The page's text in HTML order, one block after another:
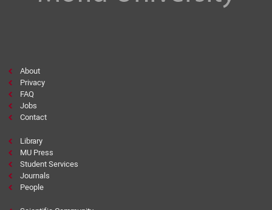
About
Privacy
FAQ
Jobs
Contact
Library
MU Press
Student Services
Journals
People